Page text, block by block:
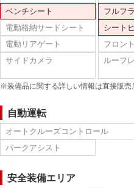
ベンチシート
フルフ
電動格納サードシート
シート
電動リアゲート
フロン
サイドカメラ
ルーフ
※装備品に関する詳しい情報は直接販売
自動運転
オートクルーズコントロール
パークアシスト
安全装備エリア